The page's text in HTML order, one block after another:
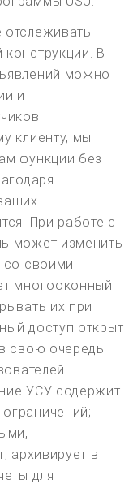
В
можно
и
клиенту, мы
функции без
При работе с
может изменить
со своими
многооконный
их при
доступ открыт
свою очередь
УСУ содержит
архивирует в
для